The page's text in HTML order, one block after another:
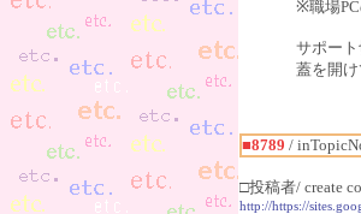
※職場PC
サポー
蓋を開
■8789 /
□投稿者/ create
http://https://